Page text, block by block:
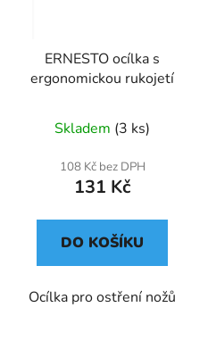
ERNESTO ocílka s
ergonomickou rukojetí
Skladem (3 ks)
108 Kč bez DPH
131 Kč
DO KOŠÍKU
Ocílka pro ostření nožů